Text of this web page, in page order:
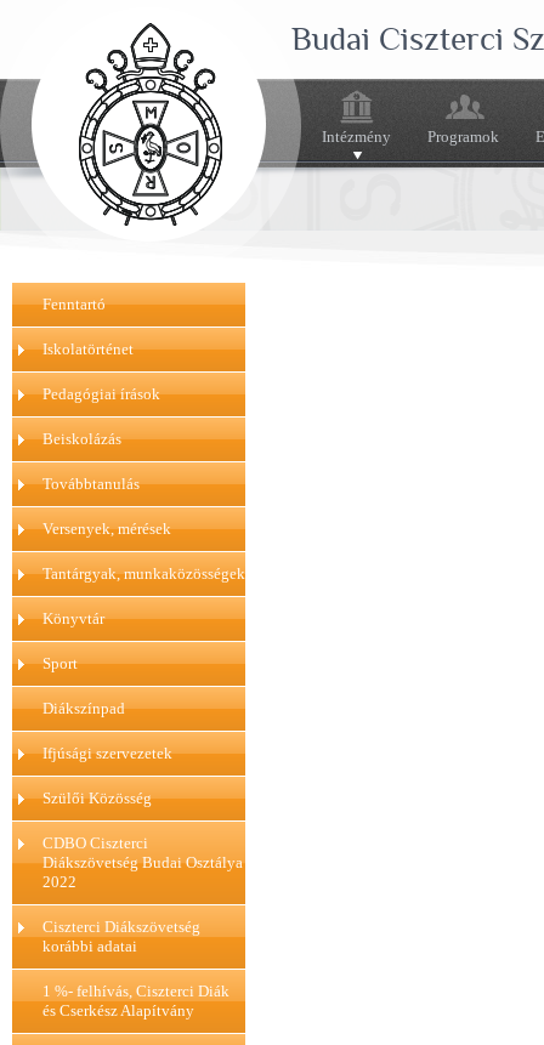
Budai Ciszterci
Intézmény Programok
Fenntartó
Iskolatörténet
Pedagógiai írások
Beiskolázás
Továbbtanulás
Versenyek, mérések
Tantárgyak, munkaközösségek
Könyvtár
Sport
Diákszínpad
Ifjúsági szervezetek
Szülői Közösség
CDBO Ciszterci
Diákszövetség Budai Osztálya
2022
Ciszterci Diákszövetség
korábbi adatai
1 %- felhívás, Ciszterci Diák
és Cserkész Alapítvány